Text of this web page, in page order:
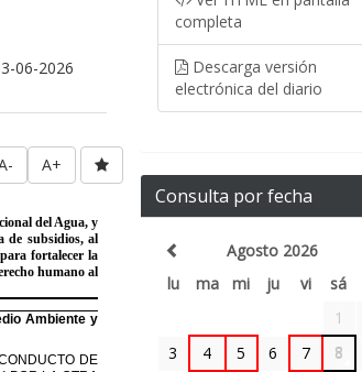
06-2026
A+
completa
Descarga versión
electrónica del diario
Consulta por fecha
Agosto 2026
lu
ma mi ju vi sá
1
3
4 5 6 7 8